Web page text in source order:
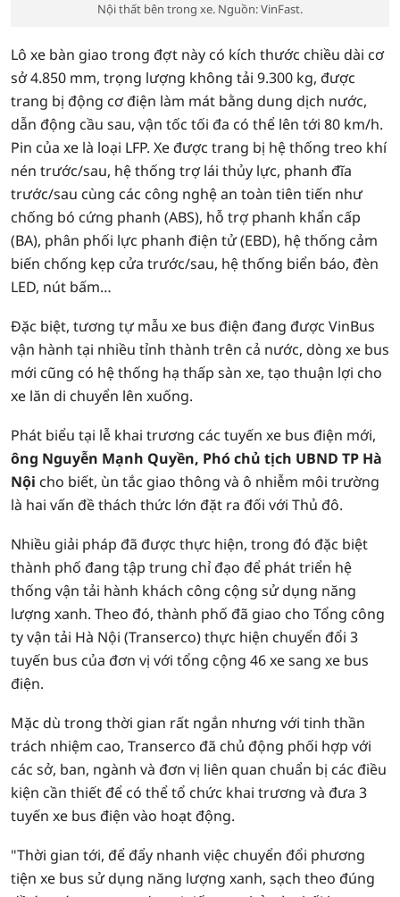
Nội thất bên trong xe. Nguồn: VinFast.
Lô xe bàn giao trong đợt này có kích thước chiều dài cơ
sở 4.850 mm, trọng lượng không tải 9.300 kg, được
trang bị động cơ điện làm mát bằng dung dịch nước,
dẫn động cầu sau, vận tốc tối đa có thể lên tới 80 km/h.
Pin của xe là loại LFP. Xe được trang bị hệ thống treo khí
nén trước/sau, hệ thống trợ lái thủy lực, phanh đĩa
trước/sau cùng các công nghệ an toàn tiên tiến như
chống bó cứng phanh (ABS), hỗ trợ phanh khẩn cấp
(BA), phân phối lực phanh điện tử (EBD), hệ thống cảm
biến chống kẹp cửa trước/sau, hệ thống biển báo, đèn
LED, nút bấm…
Đặc biệt, tương tự mẫu xe bus điện đang được VinBus
vận hành tại nhiều tỉnh thành trên cả nước, dòng xe bus
mới cũng có hệ thống hạ thấp sàn xe, tạo thuận lợi cho
xe lăn di chuyển lên xuống.
Phát biểu tại lễ khai trương các tuyến xe bus điện mới,
ông Nguyễn Mạnh Quyền, Phó chủ tịch UBND TP Hà
Nội cho biết, ùn tắc giao thông và ô nhiễm môi trường
là hai vấn đề thách thức lớn đặt ra đối với Thủ đô.
Nhiều giải pháp đã được thực hiện, trong đó đặc biệt
thành phố đang tập trung chỉ đạo để phát triển hệ
thống vận tải hành khách công cộng sử dụng năng
lượng xanh. Theo đó, thành phố đã giao cho Tổng công
ty vận tải Hà Nội (Transerco) thực hiện chuyển đổi 3
tuyến bus của đơn vị với tổng cộng 46 xe sang xe bus
điện.
Mặc dù trong thời gian rất ngắn nhưng với tinh thần
trách nhiệm cao, Transerco đã chủ động phối hợp với
các sở, ban, ngành và đơn vị liên quan chuẩn bị các điều
kiện cần thiết để có thể tổ chức khai trương và đưa 3
tuyến xe bus điện vào hoạt động.
"Thời gian tới, để đẩy nhanh việc chuyển đổi phương
tiện xe bus sử dụng năng lượng xanh, sạch theo đúng